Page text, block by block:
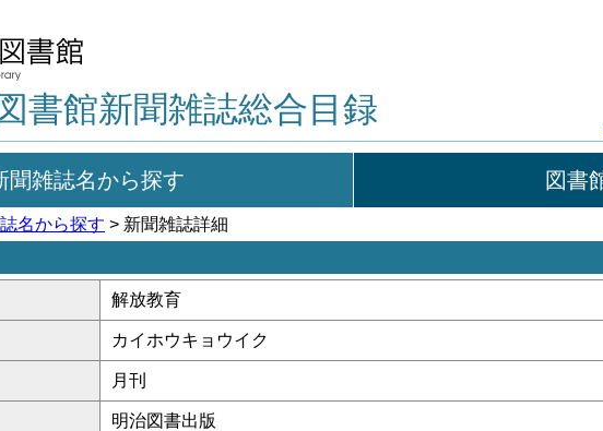
書館新聞雑誌総合目録
聞雑誌名から探す 図書
名から探す > 新聞雑誌詳細
解放教育
カイホウキョウイク
月刊
明治図書出版